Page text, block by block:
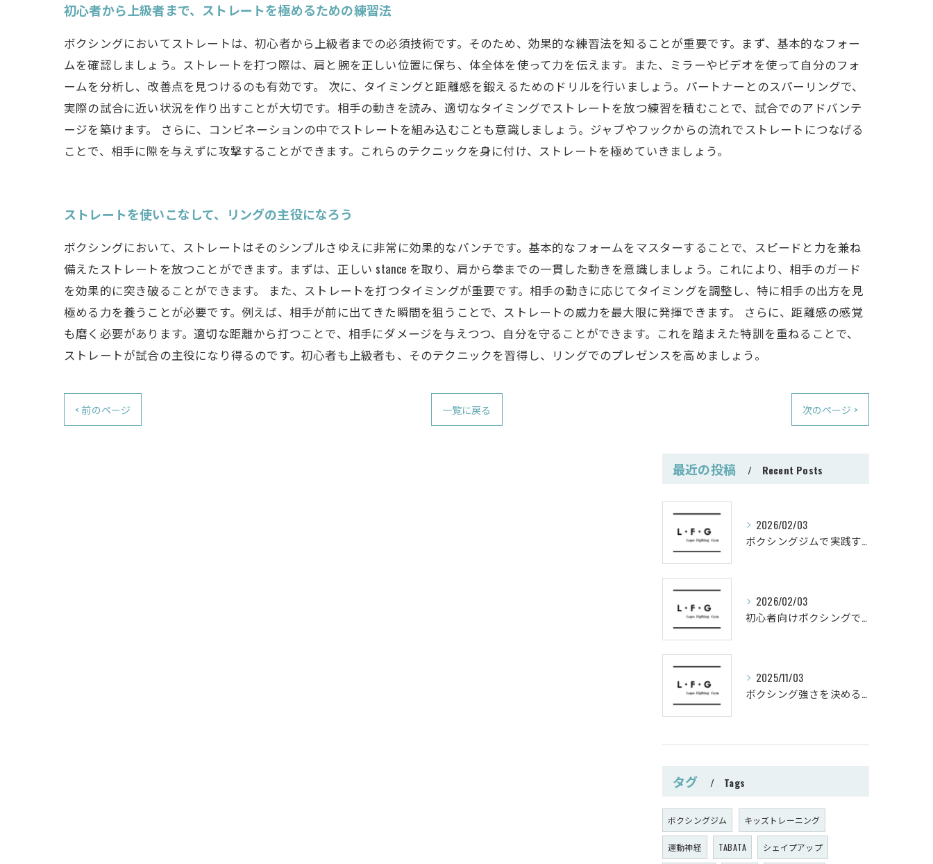
初心者から上級者まで、ストレートを極めるための練習法
ボクシングにおいてストレートは、初心者から上級者までの必須技術です。そのため、効果的な練習法を知ることが重要です。まず、基本的なフォー
ムを確認しましょう。ストレートを打つ際は、肩と腕を正しい位置に保ち、体全体を使って力を伝えます。また、ミラーやビデオを使って自分のフォ
ームを分析し、改善点を見つけるのも有効です。 次に、タイミングと距離感を鍛えるためのドリルを行いましょう。パートナーとのスパーリングで、
実際の試合に近い状況を作り出すことが大切です。相手の動きを読み、適切なタイミングでストレートを放つ練習を積むことで、試合でのアドバンテ
ージを築けます。 さらに、コンビネーションの中でストレートを組み込むことも意識しましょう。ジャブやフックからの流れでストレートにつなげる
ことで、相手に隙を与えずに攻撃することができます。これらのテクニックを身に付け、ストレートを極めていきましょう。
ストレートを使いこなして、リングの主役になろう
ボクシングにおいて、ストレートはそのシンプルさゆえに非常に効果的なパンチです。基本的なフォームをマスターすることで、スピードと力を兼ね
備えたストレートを放つことができます。まずは、正しい stance を取り、肩から拳までの一貫した動きを意識しましょう。これにより、相手のガード
を効果的に突き破ることができます。 また、ストレートを打つタイミングが重要です。相手の動きに応じてタイミングを調整し、特に相手の出方を見
極める力を養うことが必要です。例えば、相手が前に出てきた瞬間を狙うことで、ストレートの威力を最大限に発揮できます。 さらに、距離感の感覚
も磨く必要があります。適切な距離から打つことで、相手にダメージを与えつつ、自分を守ることができます。これを踏まえた特訓を重ねることで、
ストレートが試合の主役になり得るのです。初心者も上級者も、そのテクニックを習得し、リングでのプレゼンスを高めましょう。
< 前のページ 一覧に戻る 次のページ >
最近の投稿 Recent Posts
2026/02/03
ボクシングジムで実践する筋肥大トレーニング術
2026/02/03
初心者向けボクシングでシェイプアップ運動メニュー
2025/11/03
ボクシング強さを決めるパンチ威力の秘密
タグ Tags
ボクシングジム キッズトレーニング
運動神経 TABATA シェイプアップ